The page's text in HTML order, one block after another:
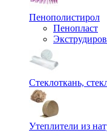
Пенополистирол
Пенопласт
Стеклоткань,
Утеплители из